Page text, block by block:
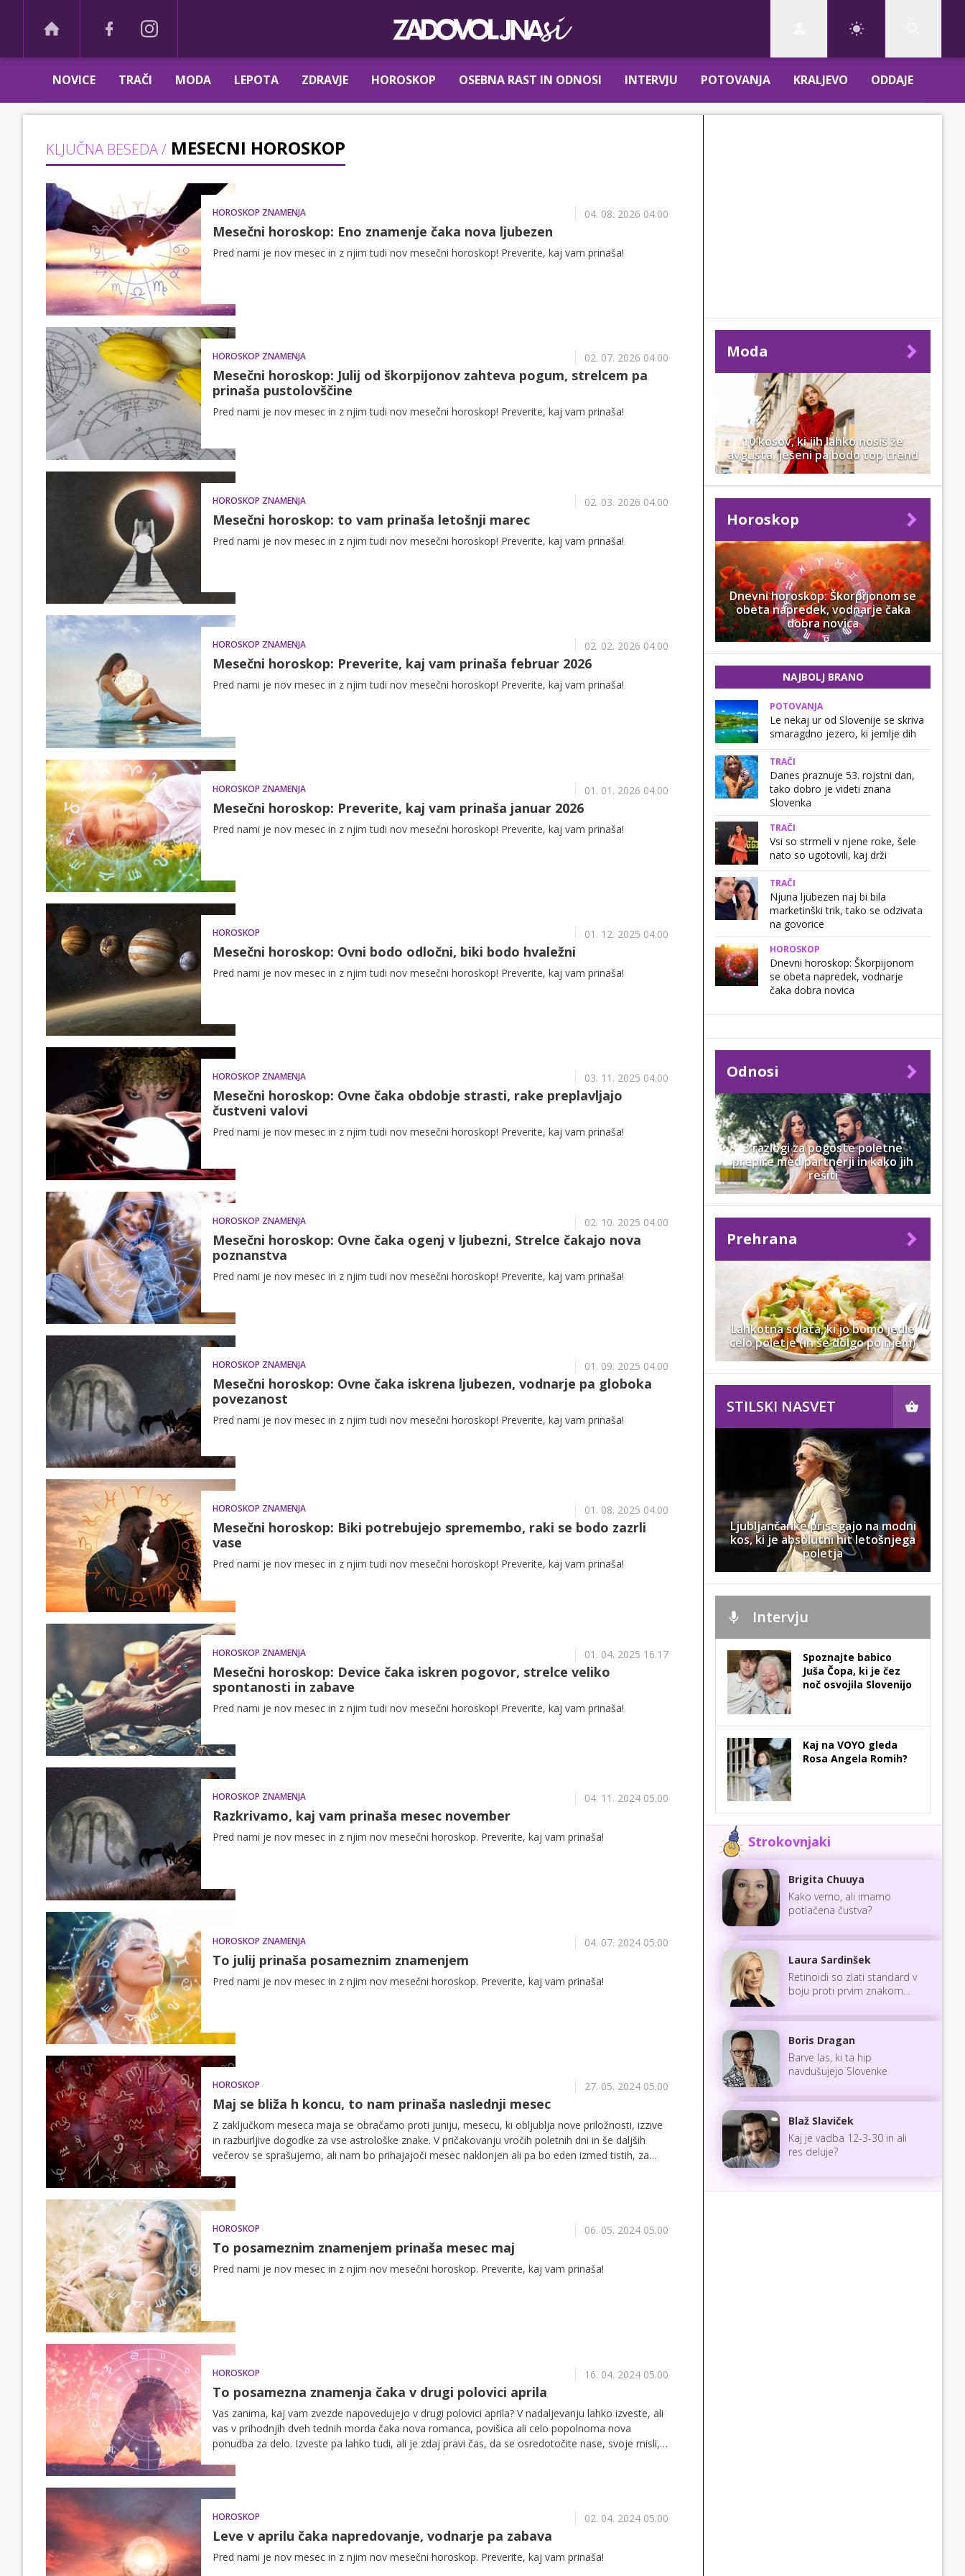
NOVICE TRAČI MODA LEPOTA ZDRAVJE HOROSKOP OSEBNA RAST IN ODNOSI INTERVJU POTOVANJA KRALJEVO ODDAJE
KLJUČNA BESEDA / MESECNI HOROSKOP
HOROSKOP ZNAMENJA 04. 08. 2026 04.00
Mesečni horoskop: Eno znamenje čaka nova ljubezen
Pred nami je nov mesec in z njim tudi nov mesečni horoskop! Preverite, kaj vam prinaša!
HOROSKOP ZNAMENJA 02. 07. 2026 04.00
Mesečni horoskop: Julij od škorpijonov zahteva pogum, strelcem pa
prinaša pustolovščine
Pred nami je nov mesec in z njim tudi nov mesečni horoskop! Preverite, kaj vam prinaša!
HOROSKOP ZNAMENJA 02. 03. 2026 04.00
Mesečni horoskop: to vam prinaša letošnji marec
Pred nami je nov mesec in z njim tudi nov mesečni horoskop! Preverite, kaj vam prinaša!
HOROSKOP ZNAMENJA 02. 02. 2026 04.00
Mesečni horoskop: Preverite, kaj vam prinaša februar 2026
Pred nami je nov mesec in z njim tudi nov mesečni horoskop! Preverite, kaj vam prinaša!
HOROSKOP ZNAMENJA 01. 01. 2026 04.00
Mesečni horoskop: Preverite, kaj vam prinaša januar 2026
Pred nami je nov mesec in z njim tudi nov mesečni horoskop! Preverite, kaj vam prinaša!
HOROSKOP 01. 12. 2025 04.00
Mesečni horoskop: Ovni bodo odločni, biki bodo hvaležni
Pred nami je nov mesec in z njim tudi nov mesečni horoskop! Preverite, kaj vam prinaša!
HOROSKOP ZNAMENJA 03. 11. 2025 04.00
Mesečni horoskop: Ovne čaka obdobje strasti, rake preplavljajo
čustveni valovi
Pred nami je nov mesec in z njim tudi nov mesečni horoskop! Preverite, kaj vam prinaša!
HOROSKOP ZNAMENJA 02. 10. 2025 04.00
Mesečni horoskop: Ovne čaka ogenj v ljubezni, Strelce čakajo nova
poznanstva
Pred nami je nov mesec in z njim tudi nov mesečni horoskop! Preverite, kaj vam prinaša!
HOROSKOP ZNAMENJA 01. 09. 2025 04.00
Mesečni horoskop: Ovne čaka iskrena ljubezen, vodnarje pa globoka
povezanost
Pred nami je nov mesec in z njim tudi nov mesečni horoskop! Preverite, kaj vam prinaša!
HOROSKOP ZNAMENJA 01. 08. 2025 04.00
Mesečni horoskop: Biki potrebujejo spremembo, raki se bodo zazrli
vase
Pred nami je nov mesec in z njim tudi nov mesečni horoskop! Preverite, kaj vam prinaša!
HOROSKOP ZNAMENJA 01. 04. 2025 16.17
Mesečni horoskop: Device čaka iskren pogovor, strelce veliko
spontanosti in zabave
Pred nami je nov mesec in z njim tudi nov mesečni horoskop! Preverite, kaj vam prinaša!
HOROSKOP ZNAMENJA 04. 11. 2024 05.00
Razkrivamo, kaj vam prinaša mesec november
Pred nami je nov mesec in z njim nov mesečni horoskop. Preverite, kaj vam prinaša!
HOROSKOP ZNAMENJA 04. 07. 2024 05.00
To julij prinaša posameznim znamenjem
Pred nami je nov mesec in z njim nov mesečni horoskop. Preverite, kaj vam prinaša!
HOROSKOP 27. 05. 2024 05.00
Maj se bliža h koncu, to nam prinaša naslednji mesec
Z zaključkom meseca maja se obračamo proti juniju, mesecu, ki obljublja nove priložnosti, izzive
in razburljive dogodke za vse astrološke znake. V pričakovanju vročih poletnih dni in še daljših
večerov se sprašujemo, ali nam bo prihajajoči mesec naklonjen ali pa bo eden izmed tistih, za
HOROSKOP 06. 05. 2024 05.00
To posameznim znamenjem prinaša mesec maj
Pred nami je nov mesec in z njim nov mesečni horoskop. Preverite, kaj vam prinaša!
HOROSKOP 16. 04. 2024 05.00
To posamezna znamenja čaka v drugi polovici aprila
Vas zanima, kaj vam zvezde napovedujejo v drugi polovici aprila? V nadaljevanju lahko izveste, ali
vas v prihodnjih dveh tednih morda čaka nova romanca, povišica ali celo popolnoma nova
ponudba za delo. Izveste pa lahko tudi, ali je zdaj pravi čas, da se osredotočite nase, svoje misli,
HOROSKOP 02. 04. 2024 05.00
Leve v aprilu čaka napredovanje, vodnarje pa zabava
Pred nami je nov mesec in z njim nov mesečni horoskop. Preverite, kaj vam prinaša!
Moda
10 kosov, ki jih lahko nosiš že
avgusta, jeseni pa bodo top trend
Horoskop
Dnevni horoskop: Škorpijonom se
obeta napredek, vodnarje čaka
dobra novica
NAJBOLJ BRANO
POTOVANJA
Le nekaj ur od Slovenije se skriva
smaragdno jezero, ki jemlje dih
TRAČI
Danes praznuje 53. rojstni dan,
tako dobro je videti znana
Slovenka
TRAČI
Vsi so strmeli v njene roke, šele
nato so ugotovili, kaj drži
TRAČI
Njuna ljubezen naj bi bila
marketinški trik, tako se odzivata
na govorice
HOROSKOP
Dnevni horoskop: Škorpijonom
se obeta napredek, vodnarje
čaka dobra novica
Odnosi
3 razlogi za pogoste poletne
prepire med partnerji in kako jih
rešiti
Prehrana
Lahkotna solata, ki jo bomo jedle
celo poletje (in še dolgo po njem)
STILSKI NASVET
Ljubljančanke prisegajo na modni
kos, ki je absolutni hit letošnjega
poletja
Intervju
Spoznajte babico
Juša Čopa, ki je čez
noč osvojila Slovenijo
Kaj na VOYO gleda
Rosa Angela Romih?
Strokovnjaki
Brigita Chuuya
Kako vemo, ali imamo
potlačena čustva?
Laura Sardinšek
Retinoidi so zlati standard v
boju proti prvim znakom
Boris Dragan
Barve las, ki ta hip
navdušujejo Slovenke
Blaž Slaviček
Kaj je vadba 12-3-30 in ali
res deluje?